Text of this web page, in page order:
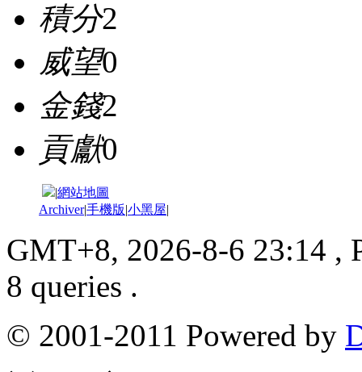
積分2
威望0
金錢2
貢獻0
|網站地圖
Archiver|手機版|小黑屋|
GMT+8, 2026-8-6 23:14 ,
8 queries .
© 2001-2011 Powered by